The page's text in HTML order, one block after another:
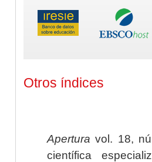
Otros índices
Apertura vol. 18,
científica